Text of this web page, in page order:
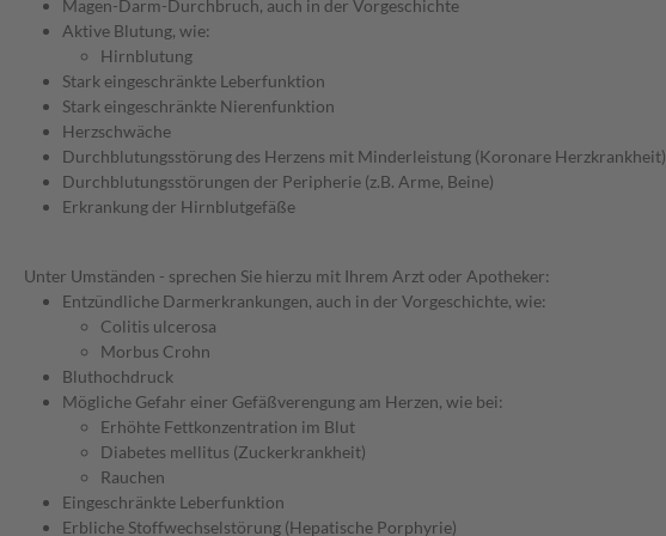
Magen-Darm-Durchbruch, auch in der Vorgeschichte
Aktive Blutung, wie:
Hirnblutung
Stark eingeschränkte Leberfunktion
Stark eingeschränkte Nierenfunktion
Herzschwäche
Durchblutungsstörung des Herzens mit Minderleistung (Koronare Herzkrankheit)
Durchblutungsstörungen der Peripherie (z.B. Arme, Beine)
Erkrankung der Hirnblutgefäße
Unter Umständen - sprechen Sie hierzu mit Ihrem Arzt oder Apotheker:
Entzündliche Darmerkrankungen, auch in der Vorgeschichte, wie:
Colitis ulcerosa
Morbus Crohn
Bluthochdruck
Mögliche Gefahr einer Gefäßverengung am Herzen, wie bei:
Erhöhte Fettkonzentration im Blut
Diabetes mellitus (Zuckerkrankheit)
Rauchen
Eingeschränkte Leberfunktion
Erbliche Stoffwechselstörung (Hepatische Porphyrie)